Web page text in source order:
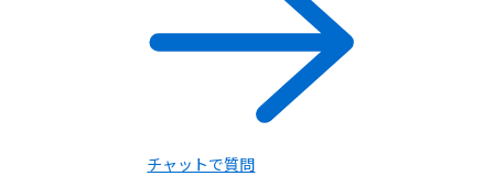
チャットで質問